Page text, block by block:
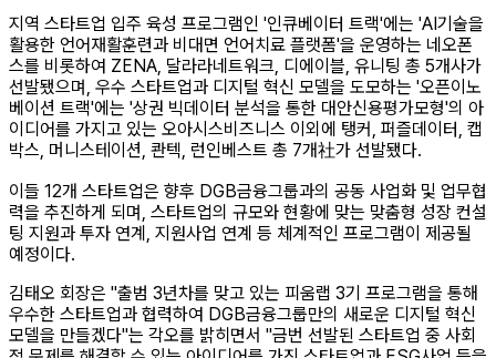
지역 스타트업 입주 육성 프로그램인 '인큐베이터 트랙'에는 'AI기술을
활용한 언어재활훈련과 비대면 언어치료 플랫폼'을 운영하는 네오폰
스를 비롯하여 ZENA, 달라라네트워크, 디에이블, 유니팅 총 5개사가
선발됐으며, 우수 스타트업과 디지털 혁신 모델을 도모하는 '오픈이노
베이션 트랙'에는 '상권 빅데이터 분석을 통한 대안신용평가모형'의 아
이디어를 가지고 있는 오아시스비즈니스 이외에 탱커, 퍼즐데이터, 캡
박스, 머니스테이션, 콴텍, 런인베스트 총 7개社가 선발됐다.
이들 12개 스타트업은 향후 DGB금융그룹과의 공동 사업화 및 업무협
력을 추진하게 되며, 스타트업의 규모와 현황에 맞는 맞춤형 성장 컨설
팅 지원과 투자 연계, 지원사업 연계 등 체계적인 프로그램이 제공될
예정이다.
김태오 회장은 "출범 3년차를 맞고 있는 피움랩 3기 프로그램을 통해
우수한 스타트업과 협력하여 DGB금융그룹만의 새로운 디지털 혁신
모델을 만들겠다"는 각오를 밝히면서 "금번 선발된 스타트업 중 사회